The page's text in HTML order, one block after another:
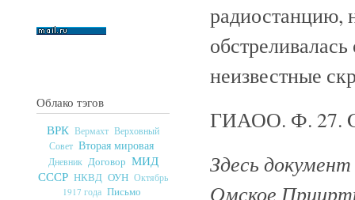
Облако тэгов
ВРК Вермахт Верховный
Совет Вторая мировая
Дневник Договор МИД
СССР НКВД ОУН Октябрь
1917 года Письмо
радиостанцию,
неизвестные
ГИАОО. Ф. 27.
Здесь
Омское